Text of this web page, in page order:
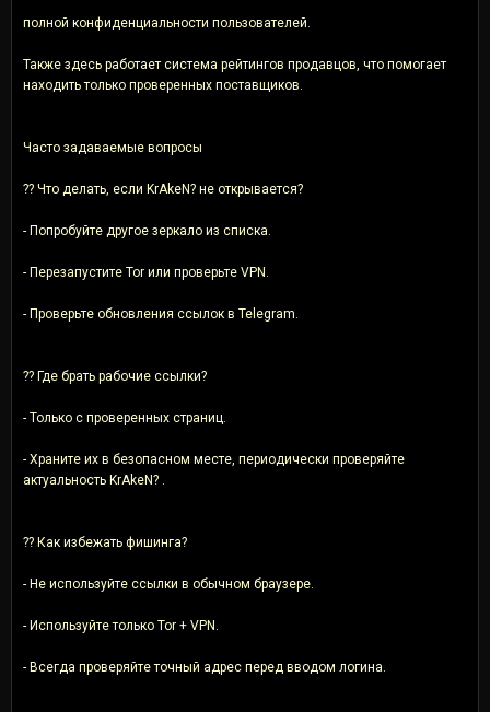
полной конфиденциальности пользователей.
Также здесь работает система рейтингов продавцов, что помогает
находить только проверенных поставщиков.
Часто задаваемые вопросы
?? Что делать, если KrAkeN? не открывается?
- Попробуйте другое зеркало из списка.
- Перезапустите Tor или проверьте VPN.
- Проверьте обновления ссылок в Telegram.
?? Где брать рабочие ссылки?
- Только с проверенных страниц.
- Храните их в безопасном месте, периодически проверяйте
актуальность KrAkeN? .
?? Как избежать фишинга?
- Не используйте ссылки в обычном браузере.
- Используйте только Tor + VPN.
- Всегда проверяйте точный адрес перед вводом логина.